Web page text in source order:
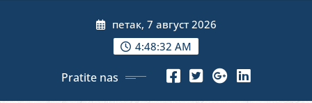
петак, 7 август 2026
4:48:34 AM
Pratite nas